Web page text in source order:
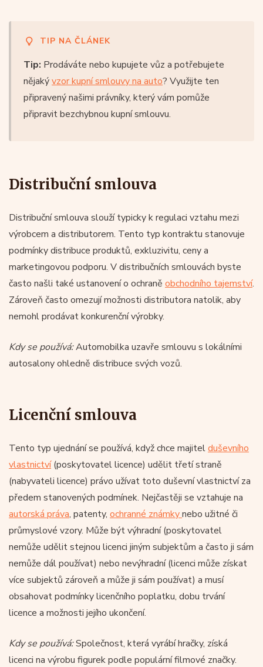
TIP NA ČLÁNEK
Tip: Prodáváte nebo kupujete vůz a potřebujete
nějakývzor kupní smlouvy na auto? Využijte ten
připravený našimi právníky, který vám pomůže
připravit bezchybnou kupní smlouvu.
Distribuční smlouva
Distribuční smlouva slouží typicky k regulaci vztahu mezi
výrobcem a distributorem. Tento typ kontraktu stanovuje
podmínky distribuce produktů, exkluzivitu, ceny a
marketingovou podporu. V distribučních smlouvách byste
často našli také ustanovení o ochraně obchodního tajemství.
Zároveň často omezují možnosti distributora natolik, aby
nemohl prodávat konkurenční výrobky.
Kdy se používá:Automobilka uzavře smlouvu s lokálními
autosalony ohledně distribuce svých vozů.
Licenční smlouva
Tento typ ujednání se používá, když chce majitelduševního
vlastnictví(poskytovatel licence) udělit třetí straně
(nabyvateli licence) právo užívat toto duševní vlastnictví za
předem stanovených podmínek. Nejčastěji se vztahuje na
autorská práva, patenty, ochranné známkynebo užitné či
průmyslové vzory. Může být výhradní (poskytovatel
nemůže udělit stejnou licenci jiným subjektům a často ji sám
nemůže dál používat) nebo nevýhradní (licenci může získat
více subjektů zároveň a může ji sám používat) a musí
obsahovat podmínky licenčního poplatku, dobu trvání
licence a možnosti jejího ukončení.
Kdy se používá:Společnost, která vyrábí hračky, získá
licenci na výrobu figurek podle populární filmové značky.